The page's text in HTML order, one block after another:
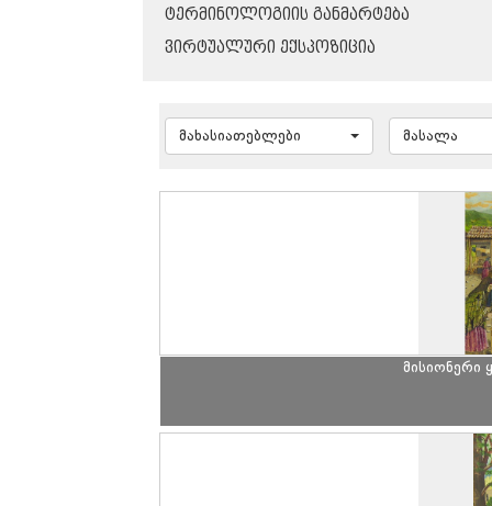
ᲢᲔᲠᲛᲘᲜᲝᲚᲝᲒᲘᲘᲡ ᲒᲐᲜᲛᲐᲠᲢᲔᲑᲐ
ᲕᲘᲠᲢᲣᲐᲚᲣᲠᲘ ᲔᲥᲡᲞᲝᲖᲘᲪᲘᲐ
მახასიათებლები მასალა
მისიონერი